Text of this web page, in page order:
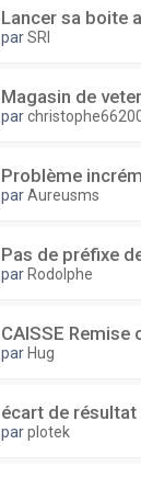
Lancer sa boite
parSRI
Magasin de
par
Problème
parAureusms
Pas de préfixe
par Rodolphe
CAISSE
par Hug
écart de résultat
parplotek